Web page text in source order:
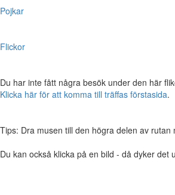
Pojkar
Flickor
Du har inte fått några besök under den här
Klicka här för att komma till träffas förstasida.
Tips: Dra musen till den högra delen av
Du kan också klicka på en bild - då dyker